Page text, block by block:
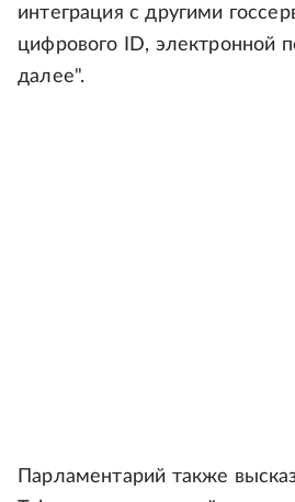
интеграция с другими
цифрового ID, электронной
далее".
Парламентарий также